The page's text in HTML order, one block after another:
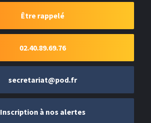
Être rappelé
02.40.89.69.76
secretariat@pod.fr
Inscription à nos alertes